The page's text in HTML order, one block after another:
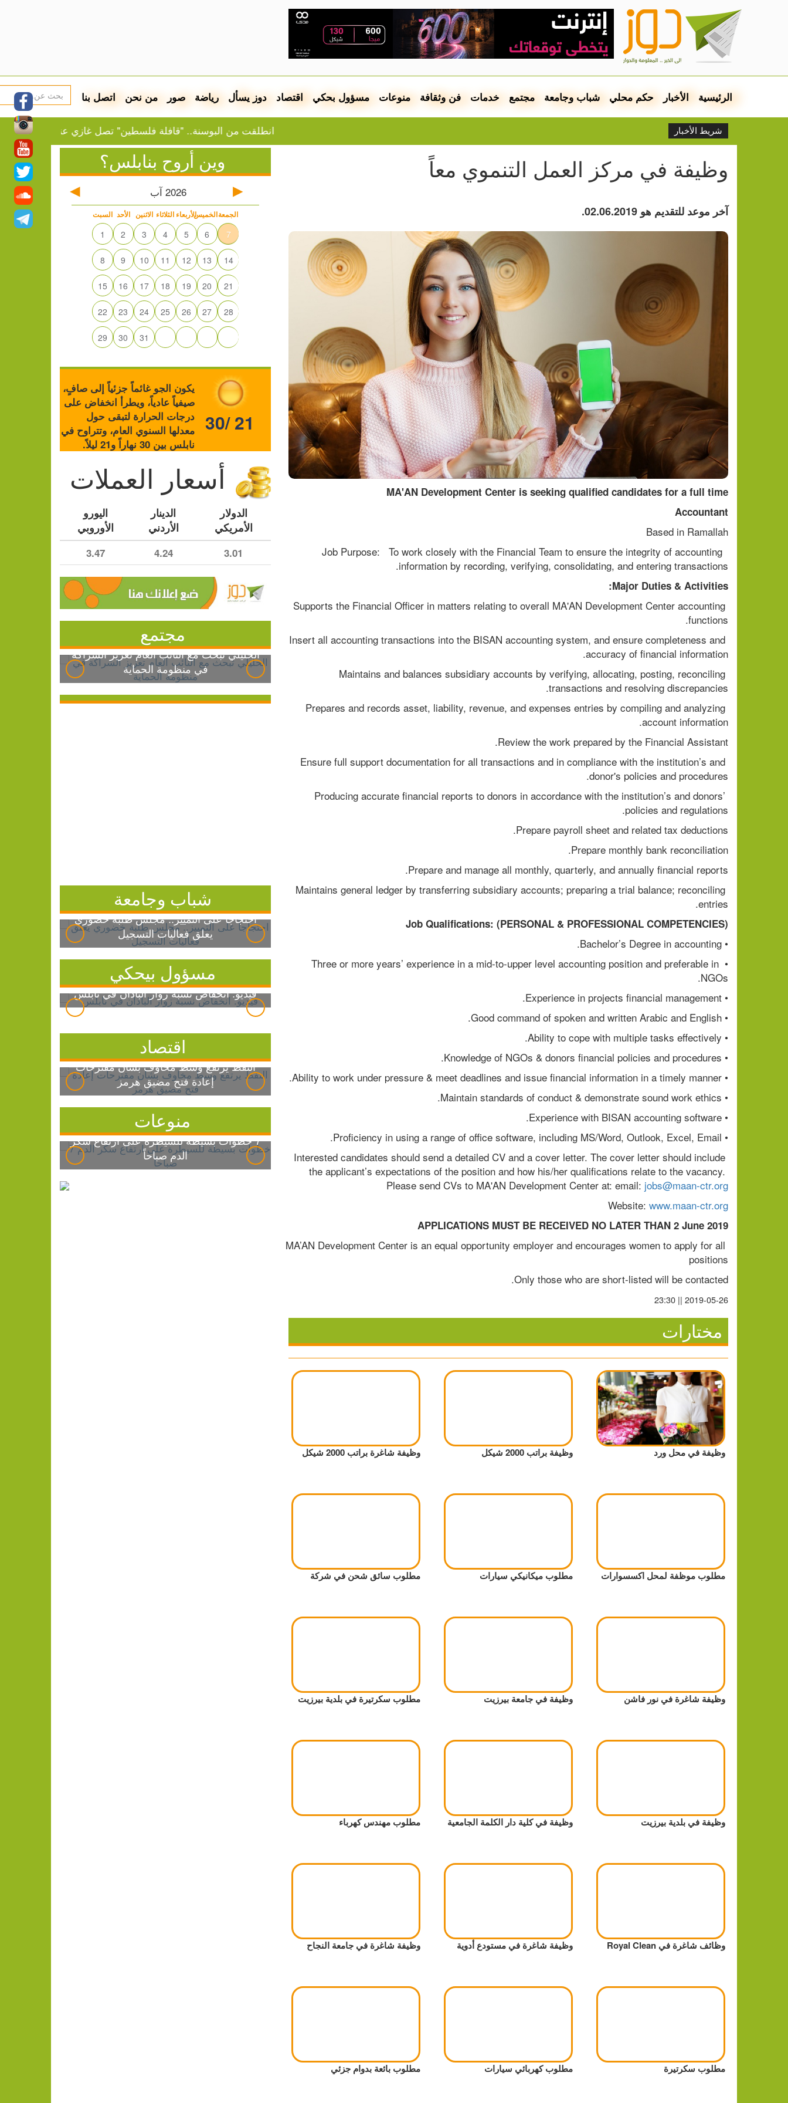
الرئيسية الأخبار حكم محلي شباب وجامعة مجتمع خدمات فن وثقافة منوعات مسؤول بحكي اقتصاد دوز يسأل رياضة صور من نحن اتصل بنا
شريط الأخبار انطلقت من البوسنة.. "قافلة فلسطين" تصل غازي عنتاب النفط
وظيفة في مركز العمل التنموي معاً
آخر موعد للتقديم هو 02.06.2019.
MA'AN Development Center is seeking qualified candidates for a full time
Accountant
Based in Ramallah
Job Purpose:   To work closely with the Financial Team to ensure the integrity of accounting
information by recording, verifying, consolidating, and entering transactions.
Major Duties & Activities:
Supports the Financial Officer in matters relating to overall MA'AN Development Center accounting
functions.
Insert all accounting transactions into the BISAN accounting system, and ensure completeness and
accuracy of financial information.
Maintains and balances subsidiary accounts by verifying, allocating, posting, reconciling
transactions and resolving discrepancies.
Prepares and records asset, liability, revenue, and expenses entries by compiling and analyzing
account information.
Review the work prepared by the Financial Assistant.
Ensure full support documentation for all transactions and in compliance with the institution’s and
donor's policies and procedures.
Producing accurate financial reports to donors in accordance with the institution’s and donors’
policies and regulations.
Prepare payroll sheet and related tax deductions.
Prepare monthly bank reconciliation.
Prepare and manage all monthly, quarterly, and annually financial reports.
Maintains general ledger by transferring subsidiary accounts; preparing a trial balance; reconciling
entries.
Job Qualifications: (PERSONAL & PROFESSIONAL COMPETENCIES)
• Bachelor’s Degree in accounting.
• Three or more years’ experience in a mid-to-upper level accounting position and preferable in
NGOs.
• Experience in projects financial management.
• Good command of spoken and written Arabic and English.
• Ability to cope with multiple tasks effectively.
• Knowledge of NGOs & donors financial policies and procedures.
• Ability to work under pressure & meet deadlines and issue financial information in a timely manner.
• Maintain standards of conduct & demonstrate sound work ethics.
• Experience with BISAN accounting software.
• Proficiency in using a range of office software, including MS/Word, Outlook, Excel, Email.
Interested candidates should send a detailed CV and a cover letter. The cover letter should include
the applicant’s expectations of the position and how his/her qualifications relate to the vacancy.
Please send CVs to MA'AN Development Center at: email: jobs@maan-ctr.org
Website: www.maan-ctr.org
APPLICATIONS MUST BE RECEIVED NO LATER THAN 2 June 2019
MA’AN Development Center is an equal opportunity employer and encourages women to apply for all
positions
Only those who are short-listed will be contacted.
2019-05-26 || 23:30
مختارات
وظيفة في محل ورد وظيفة براتب 2000 شيكل وظيفة شاغرة براتب 2000 شيكل
مطلوب موظفة لمحل اكسسوارات مطلوب ميكانيكي سيارات مطلوب سائق شحن في شركة
وظيفة شاغرة في نور فاشن وظيفة في جامعة بيرزيت مطلوب سكرتيرة في بلدية بيرزيت
وظيفة في بلدية بيرزيت وظيفة في كلية دار الكلمة الجامعية مطلوب مهندس كهرباء
وظائف شاغرة في Royal Clean وظيفة شاغرة في مستودع أدوية وظيفة شاغرة في جامعة النجاح
مطلوب سكرتيرة مطلوب كهربائي سيارات مطلوب بائعة بدوام جزئي
وين أروح بنابلس؟
2026 آب
السبت الأحد الاثنين الثلاثاء الأربعاءالخميسالجمعة
1 2 3 4 5 6 7
8 9 10 11 12 13 14
15 16 17 18 19 20 21
22 23 24 25 26 27 28
29 30 31
يكون الجو غائماً جزئياً إلى صافٍ،
صيفياً عادياً، ويطرأ انخفاض على
درجات الحرارة لتبقى حول
معدلها السنوي العام، وتتراوح في
نابلس بين 30 نهاراً و21 ليلاً.
30/ 21
أسعار العملات
الدولار
الأمريكي
الدينار
الأردني
اليورو
الأوروبي
3.01
4.24
3.47
مجتمع
الخليلي تبحث مع النائب العام تعزيز الشراكة
في منظومة الحماية
شباب وجامعة
احتجاجاً على التمييز.. مجلس طلبة خضوري
يعلق فعاليات التسجيل
مسؤول بيحكي
فيديو: انخفاض نسبة زوار الباذان في نابلس
اقتصاد
النفط يرتفع وسط مخاوف بشأن مقترحات
إعادة فتح مضيق هرمز
منوعات
7 خطوات بسيطة للسيطرة على ارتفاع سكر
الدم صباحاً